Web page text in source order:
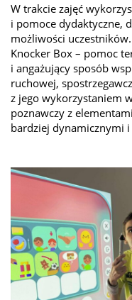
W trakcie zajęć
i pomoce dydaktyczne,
możliwości
Knocker Box – pomoc
i angażujący sposób
ruchowej,
z jego wykorzystaniem
poznawczy z
bardziej dynamicznymi